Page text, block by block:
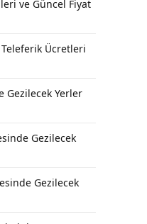
ve Güncel Fiyat
Teleferik Ücretleri
Gezilecek Yerler
Gezilecek
Gezilecek